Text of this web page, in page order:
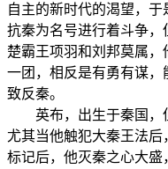
自主的新时代的渴望，
抗秦为名号进行着斗争
楚霸王项羽和刘邦莫属
一团，相反是有勇有谋
致反秦。
英布，出生于秦国，但
尤其当他触犯大秦王法
标记后，他灭秦之心大盛